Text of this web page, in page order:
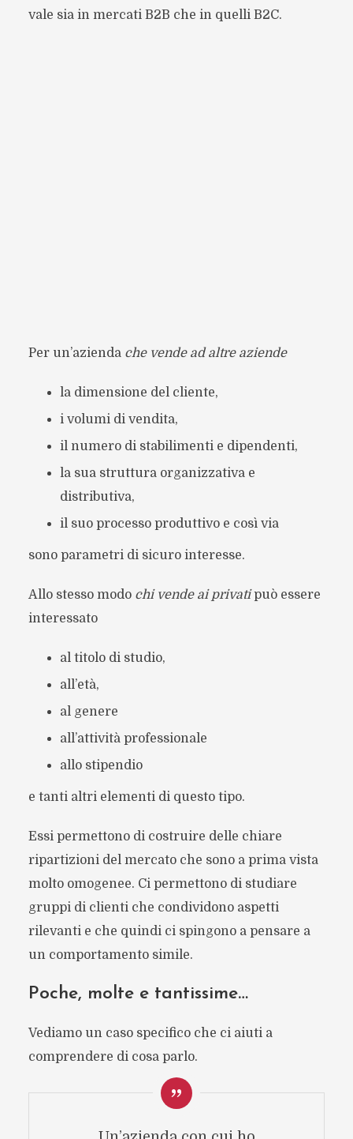
vale sia in mercati B2B che in quelli B2C.
Per un’azienda che vende ad altre aziende
la dimensione del cliente,
i volumi di vendita,
il numero di stabilimenti e dipendenti,
la sua struttura organizzativa e
distributiva,
il suo processo produttivo e così via
sono parametri di sicuro interesse.
Allo stesso modo chi vende ai privatipuò essere
interessato
al titolo di studio,
all’età,
al genere
all’attività professionale
allo stipendio
e tanti altri elementi di questo tipo.
Essi permettono di costruire delle chiare
ripartizioni del mercato che sono a prima vista
molto omogenee. Ci permettono di studiare
gruppi di clienti che condividono aspetti
rilevanti e che quindi ci spingono a pensare a
un comportamento simile.
Poche, molte e tantissime…
Vediamo un caso specifico che ci aiuti a
comprendere di cosa parlo.